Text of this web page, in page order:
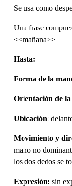
Se usa como
Una frase
<<mañana>>
Hasta:
Forma de la
Orientación de
Ubicación:
Movimiento y
mano no
los dos dedos se
Expresión: sin